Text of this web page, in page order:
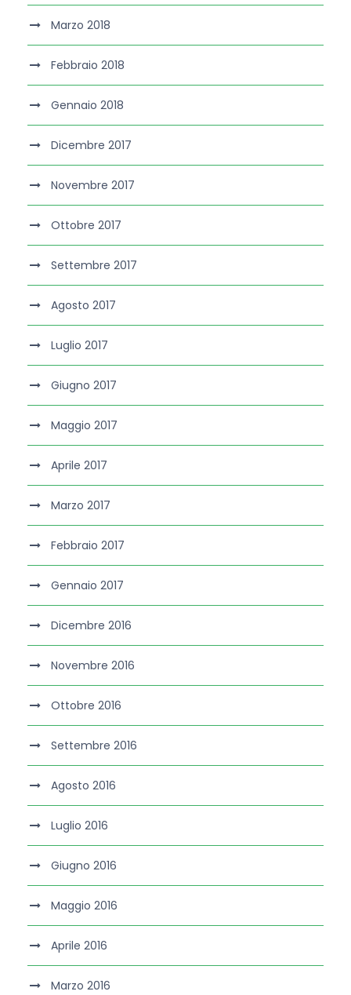
Marzo 2018
Febbraio 2018
Gennaio 2018
Dicembre 2017
Novembre 2017
Ottobre 2017
Settembre 2017
Agosto 2017
Luglio 2017
Giugno 2017
Maggio 2017
Aprile 2017
Marzo 2017
Febbraio 2017
Gennaio 2017
Dicembre 2016
Novembre 2016
Ottobre 2016
Settembre 2016
Agosto 2016
Luglio 2016
Giugno 2016
Maggio 2016
Aprile 2016
Marzo 2016